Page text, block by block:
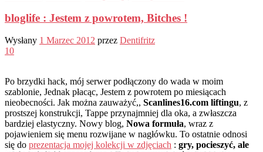
bloglife : Jestem z powrotem, Bitches !
Wysłany 1 Marzec 2012 przez Dentifritz
10
Po brzydki hack, mój serwer podłączony do wada w moim
szablonie, Jednak płacąc, Jestem z powrotem po miesiącach
nieobecności. Jak można zauważyć,, Scanlines16.com liftingu, z
prostszej konstrukcji, Tappe przynajmniej dla oka, a zwłaszcza
bardziej elastyczny. Nowy blog, Nowa formuła, wraz z
pojawieniem się menu rozwijane w nagłówku. To ostatnie odnosi
się do prezentacja mojej kolekcji w zdjęciach : gry, pocieszyć, ale